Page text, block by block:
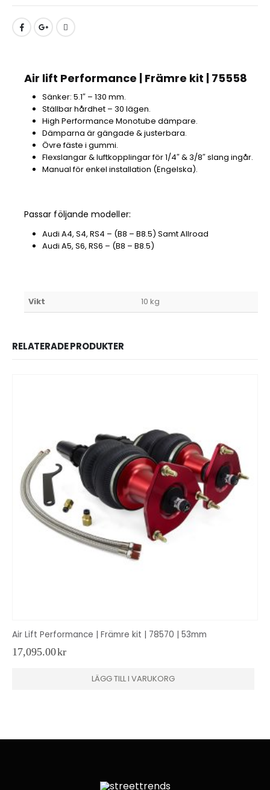
Air lift Performance | Främre kit | 75558
Sänker: 5.1″ – 130 mm.
Ställbar hårdhet – 30 lägen.
High Performance Monotube dämpare.
Dämparna är gängade & justerbara.
Övre fäste i gummi.
Flexslangar & luftkopplingar för 1/4″ & 3/8″ slang ingår.
Manual för enkel installation (Engelska).
Passar följande modeller:
Audi A4, S4, RS4 – (B8 – B8.5) Samt Allroad
Audi A5, S6, RS6 – (B8 – B8.5)
Vikt 10 kg
RELATERADE PRODUKTER
Air Lift Performance | Främre kit | 78570 | 53mm
17,095.00kr
LÄGG TILL I VARUKORG